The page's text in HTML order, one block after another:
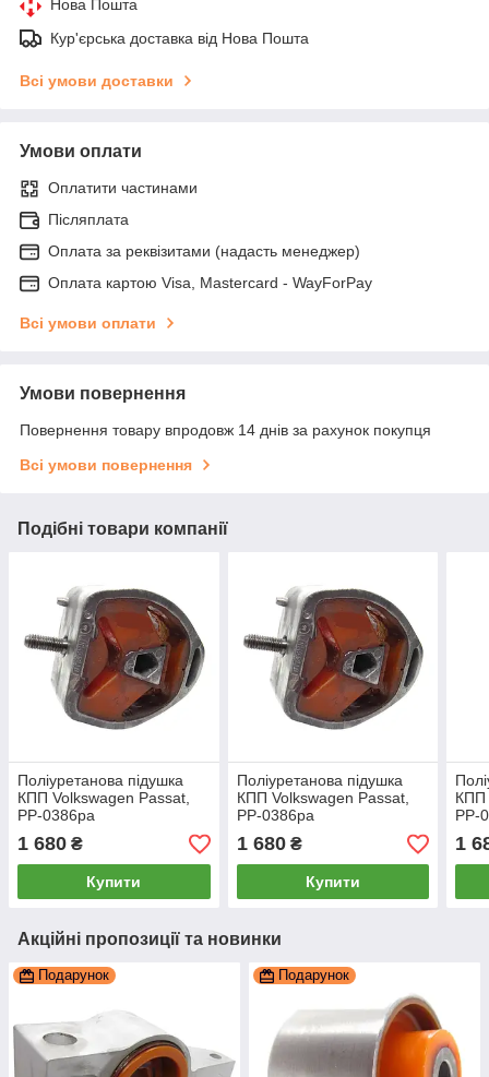
Нова Пошта
Кур'єрська доставка від Нова Пошта
Всі умови доставки
Умови оплати
Оплатити частинами
Післяплата
Оплата за реквізитами (надасть менеджер)
Оплата картою Visa, Mastercard - WayForPay
Всі умови оплати
Умови повернення
Повернення товару впродовж 14 днів за рахунок покупця
Всі умови повернення
Подібні товари компанії
Поліуретанова підушка
КПП Volkswagen Passat,
PP-0386pa
1 680 ₴
Купити
Поліуретанова підушка
КПП Volkswagen Passat,
PP-0386pa
1 680₴
Купити
КПП
PP-
1
Акційні пропозиції та новинки
Подарунок Подарунок